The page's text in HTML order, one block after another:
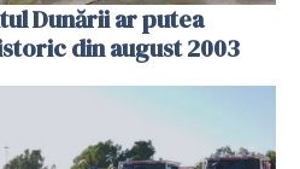
Dunării ar putea
din august 2003